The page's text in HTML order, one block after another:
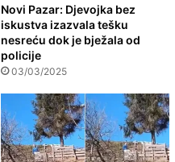
Novi Pazar: Djevojka bez
iskustva izazvala tešku
nesreću dok je bježala od
policije
03/03/2025